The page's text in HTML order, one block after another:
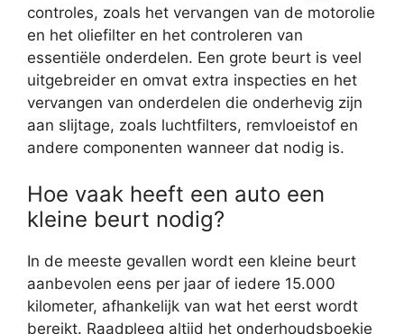
controles, zoals het vervangen van de motorolie
en het oliefilter en het controleren van
essentiële onderdelen. Een grote beurt is veel
uitgebreider en omvat extra inspecties en het
vervangen van onderdelen die onderhevig zijn
aan slijtage, zoals luchtfilters, remvloeistof en
andere componenten wanneer dat nodig is.
Hoe vaak heeft een auto een
kleine beurt nodig?
In de meeste gevallen wordt een kleine beurt
aanbevolen eens per jaar of iedere 15.000
kilometer, afhankelijk van wat het eerst wordt
bereikt. Raadpleeg altijd het onderhoudsboekje